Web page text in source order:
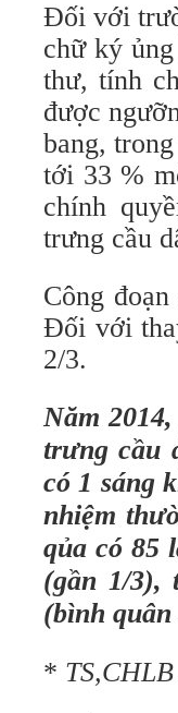
Đối với
chữ ký
thư, tính
được
bang,
tới 33 %
chính
trưng cầu
Công
Đối với
2/3.
Năm
trưng cầu
có 1 sáng
nhiệm
qủa có 85
(gần 1/3),
(bình
*